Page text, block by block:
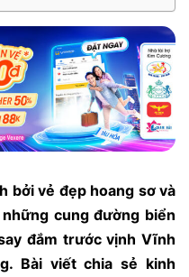
bởi vẻ đẹp hoang sơ và
cung đường biển
đắm trước vịnh Vĩnh
Bài viết chia sẻ kinh